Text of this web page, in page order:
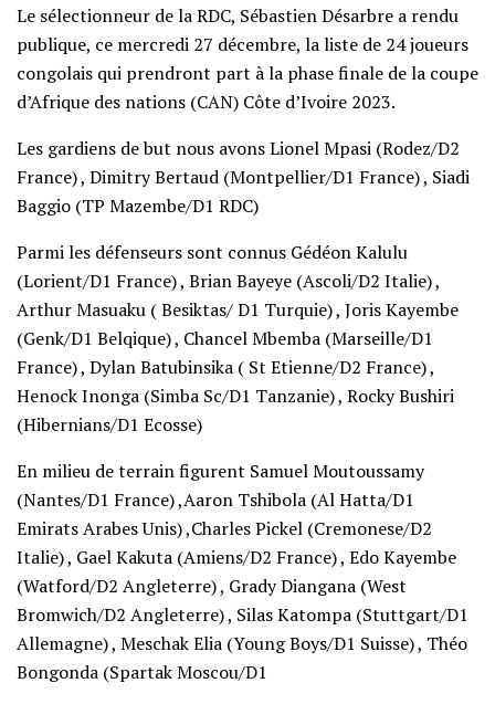
Le sélectionneur de la RDC, Sébastien Désarbre a rendu
publique, ce mercredi 27 décembre, la liste de 24 joueurs
congolais qui prendront part à la phase finale de la coupe
d’Afrique des nations (CAN) Côte d’Ivoire 2023.
Les gardiens de but nous avons Lionel Mpasi (Rodez/D2
France) , Dimitry Bertaud (Montpellier/D1 France) , Siadi
Baggio (TP Mazembe/D1 RDC)
Parmi les défenseurs sont connus Gédéon Kalulu
(Lorient/D1 France) , Brian Bayeye (Ascoli/D2 Italie) ,
Arthur Masuaku ( Besiktas/ D1 Turquie) , Joris Kayembe
(Genk/D1 Belqique) , Chancel Mbemba (Marseille/D1
France) , Dylan Batubinsika ( St Etienne/D2 France) ,
Henock Inonga (Simba Sc/D1 Tanzanie) , Rocky Bushiri
(Hibernians/D1 Ecosse)
En milieu de terrain figurent Samuel Moutoussamy
(Nantes/D1 France) ,Aaron Tshibola (Al Hatta/D1
Emirats Arabes Unis) ,Charles Pickel (Cremonese/D2
Italie) , Gael Kakuta (Amiens/D2 France) , Edo Kayembe
(Watford/D2 Angleterre) , Grady Diangana (West
Bromwich/D2 Angleterre) , Silas Katompa (Stuttgart/D1
Allemagne) , Meschak Elia (Young Boys/D1 Suisse) , Théo
Bongonda (Spartak Moscou/D1